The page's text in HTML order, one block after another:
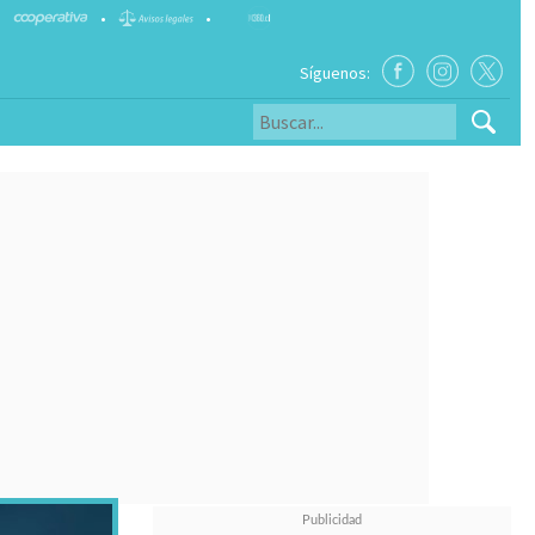
• •
Síguenos: